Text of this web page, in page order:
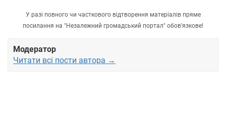
У разі повного чи часткового відтворення матеріалів пряме
посилання на "Незалежний громадський портал" обов'язкове!
Модератор
Читати всі пости автора →